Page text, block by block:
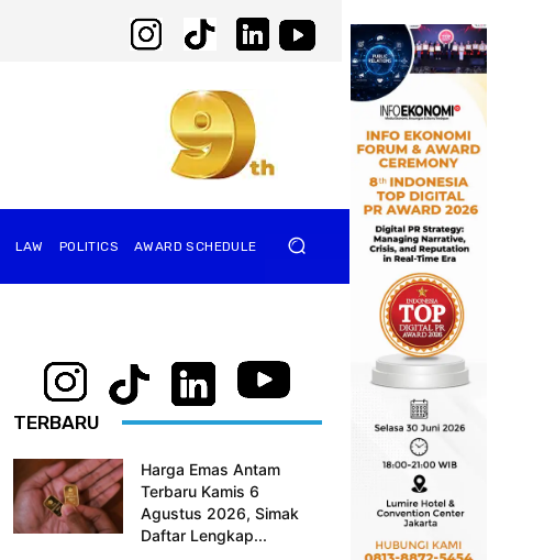
⁠LAW POLITICS AWARD SCHEDULE
TERBARU
Harga Emas Antam
Terbaru Kamis 6
Agustus 2026, Simak
Daftar Lengkap...